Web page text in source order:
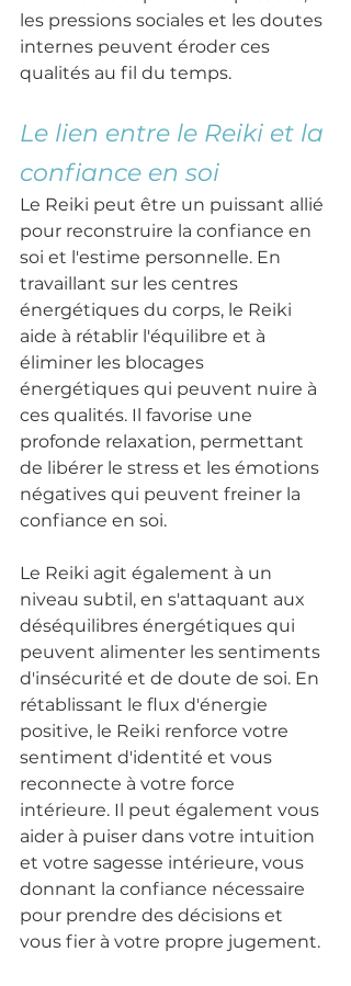
les pressions sociales et les doutes
internes peuvent éroder ces
qualités au fil du temps.
Le lien entre le Reiki et la
confiance en soi
Le Reiki peut être un puissant allié
pour reconstruire la confiance en
soi et l'estime personnelle. En
travaillant sur les centres
énergétiques du corps, le Reiki
aide à rétablir l'équilibre et à
éliminer les blocages
énergétiques qui peuvent nuire à
ces qualités. Il favorise une
profonde relaxation, permettant
de libérer le stress et les émotions
négatives qui peuvent freiner la
confiance en soi.
Le Reiki agit également à un
niveau subtil, en s'attaquant aux
déséquilibres énergétiques qui
peuvent alimenter les sentiments
d'insécurité et de doute de soi. En
rétablissant le flux d'énergie
positive, le Reiki renforce votre
sentiment d'identité et vous
reconnecte à votre force
intérieure. Il peut également vous
aider à puiser dans votre intuition
et votre sagesse intérieure, vous
donnant la confiance nécessaire
pour prendre des décisions et
vous fier à votre propre jugement.